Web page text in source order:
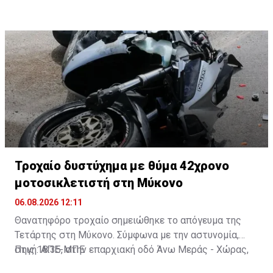
Τροχαίο δυστύχημα με θύμα 42χρονο
μοτοσικλετιστή στη Μύκονο
06.08.2026 12:11
Θανατηφόρο τροχαίο σημειώθηκε το απόγευμα της
Τετάρτης στη Μύκονο. Σύμφωνα με την αστυνομία,
στις 18:35, στην επαρχιακή οδό Άνω Μεράς - Χώρας,
Πηγή: ΑΠΕ-ΜΠΕ